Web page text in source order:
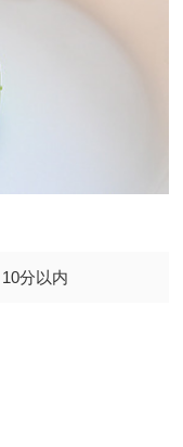
10分以内